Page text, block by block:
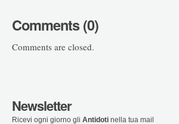
Comments (0)
Comments are closed.
Newsletter
Ricevi ogni giorno gli Antidoti nella tua mail